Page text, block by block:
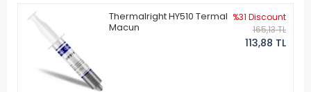
Thermalright HY510 Termal
Macun
%31 Discount
165,13 TL
113,88 TL